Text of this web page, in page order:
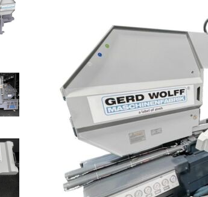
Maschinenzubehör
Aufspannplatten
Gleitschleifmaschinen
Hochleistungskreissägen
GERD WOLFF